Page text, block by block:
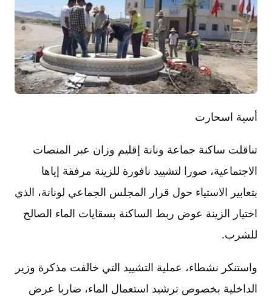
أسية اسحارت
تناقلت ساكنة جماعة ونانة إقليم وزان عبر المنصات
الاجتماعية، صورا لتشييد نافورة للزينة مرفقة إياها
بتعابير الاستياء حول قرار المجلس الجماعي لونانة، الذي
اختيار الزينة عوض ربط الساكنة بسقايات الماء الصالح
للشرب.
واستنكر نشطاء، عملية التشييد التي خالفت مذكرة وزير
الداخلية بخصوص ترشيد استعمال الماء، ضاربا عرض